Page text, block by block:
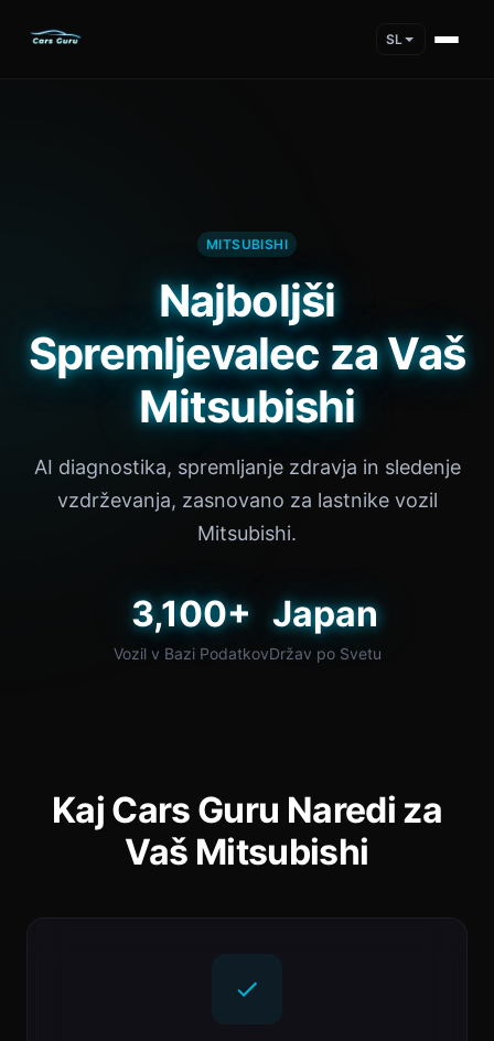
SL
MITSUBISHI
Najboljši
Spremljevalec za Vaš
Mitsubishi
AI diagnostika, spremljanje zdravja in sledenje
vzdrževanja, zasnovano za lastnike vozil
Mitsubishi.
3,100+
Vozil v Bazi Podatkov
Japan
Držav po Svetu
Kaj Cars Guru Naredi za
Vaš Mitsubishi